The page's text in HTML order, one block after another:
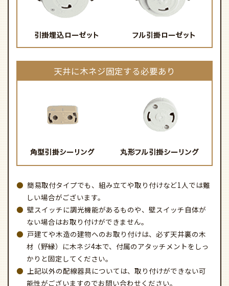
ご購入の前に必ずご確認ください
こちらの商品は簡易取付タイプとなり、
下記の配線器具に、ご自身で取り付けることが可
能です。
木ネジで固定する必要なし
天井に木ネジ固定する必要あり